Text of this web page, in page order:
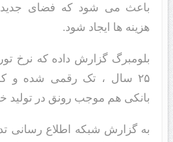
باعث می شود که فضای
هزینه ها ایجاد شود.
بلومبرگ گزارش داده که نرخ
۲۵ سال ، تک رقمی شده و
بانکی هم موجب رونق در تولید
به گزارش شبکه اطلاع رسانی